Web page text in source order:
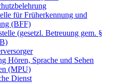
für Früherkennung und
(BFF)
(gesetzl. Betreuung gem. §
Hören, Sprache und Sehen
(MPU)
Dienst